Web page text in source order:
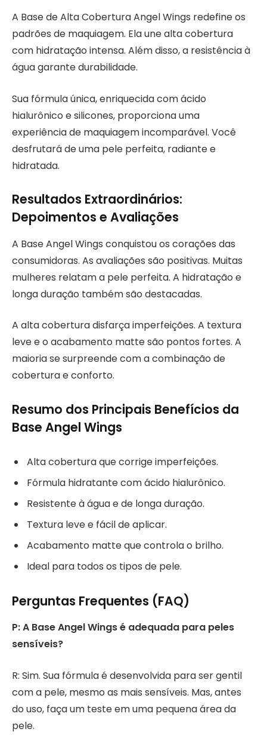
A Base de Alta Cobertura Angel Wings redefine os
padrões de maquiagem. Ela une alta cobertura
com hidratação intensa. Além disso, a resistência à
água garante durabilidade.
Sua fórmula única, enriquecida com ácido
hialurônico e silicones, proporciona uma
experiência de maquiagem incomparável. Você
desfrutará de uma pele perfeita, radiante e
hidratada.
Resultados Extraordinários:
Depoimentos e Avaliações
A Base Angel Wings conquistou os corações das
consumidoras. As avaliações são positivas. Muitas
mulheres relatam a pele perfeita. A hidratação e
longa duração também são destacadas.
A alta cobertura disfarça imperfeições. A textura
leve e o acabamento matte são pontos fortes. A
maioria se surpreende com a combinação de
cobertura e conforto.
Resumo dos Principais Benefícios da
Base Angel Wings
Alta cobertura que corrige imperfeições.
Fórmula hidratante com ácido hialurônico.
Resistente à água e de longa duração.
Textura leve e fácil de aplicar.
Acabamento matte que controla o brilho.
Ideal para todos os tipos de pele.
Perguntas Frequentes (FAQ)
P: A Base Angel Wings é adequada para peles
sensíveis?
R: Sim. Sua fórmula é desenvolvida para ser gentil
com a pele, mesmo as mais sensíveis. Mas, antes
do uso, faça um teste em uma pequena área da
pele.